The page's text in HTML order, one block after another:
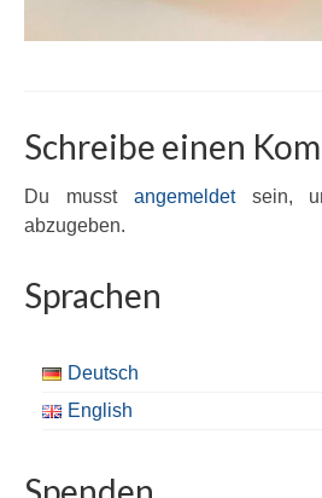
Schreibe einen
Du musst angemeldetsein,
abzugeben.
Sprachen
Deutsch
English